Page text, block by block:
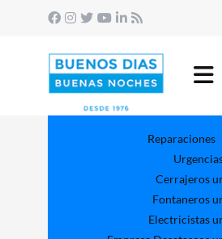
Reparaciones
Cerrajeros
Fontaneros
Electricistas